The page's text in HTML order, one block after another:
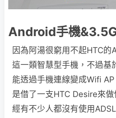
Android手機&3.5G
因為阿湯很窮用不起HTC
這一類智慧型手機，不過基
能透過手機連線變成Wifi
是借了一支HTC Desire來
經有不少人都沒有使用